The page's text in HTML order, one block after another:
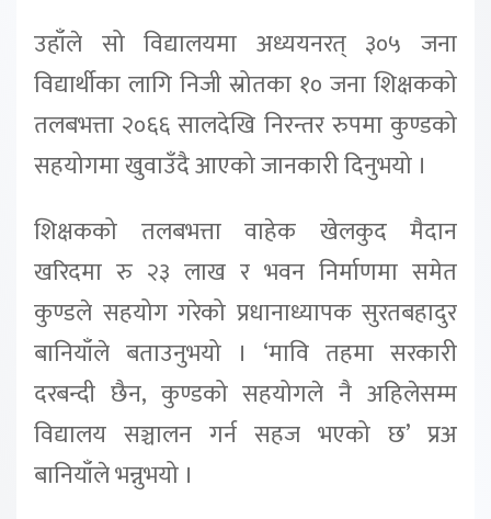
उहाँले सो विद्यालयमा अध्ययनरत् ३०५ जना
विद्यार्थीका लागि निजी स्रोतका १० जना शिक्षकको
तलबभत्ता २०६६ सालदेखि निरन्तर रुपमा कुण्डको
सहयोगमा खुवाउँदै आएको जानकारी दिनुभयो ।
शिक्षकको तलबभत्ता वाहेक खेलकुद मैदान
खरिदमा रु २३ लाख र भवन निर्माणमा समेत
कुण्डले सहयोग गरेको प्रधानाध्यापक सुरतबहादुर
बानियाँले बताउनुभयो । ‘मावि तहमा सरकारी
दरबन्दी छैन, कुण्डको सहयोगले नै अहिलेसम्म
विद्यालय सञ्चालन गर्न सहज भएको छ’ प्रअ
बानियाँले भन्नुभयो ।